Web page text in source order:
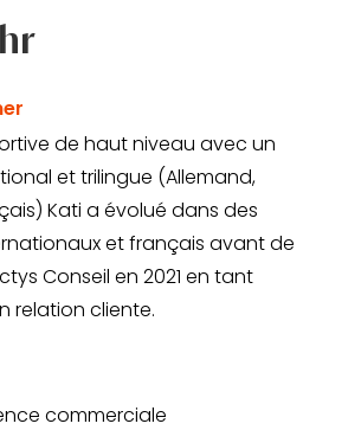
de haut niveau avec un
et trilingue (Allemand,
Kati a évolué dans des
et français avant de
Conseil en 2021 en tant
relation cliente.
commerciale